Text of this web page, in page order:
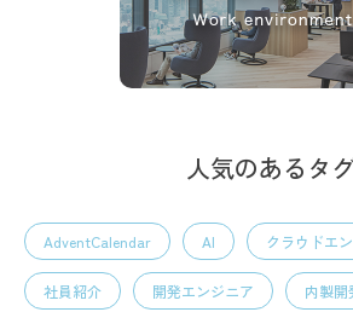
人気のあるタ
AdventCalendar AI クラウドエ
社員紹介 開発エンジニア 内製開